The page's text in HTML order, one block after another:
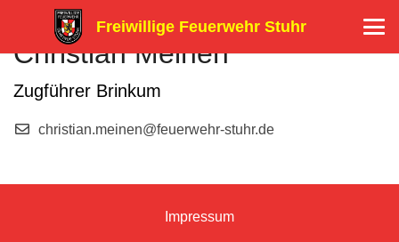
Freiwillige Feuerwehr Stuhr
Christian Meinen
Zugführer Brinkum
christian.meinen@feuerwehr-stuhr.de
Impressum